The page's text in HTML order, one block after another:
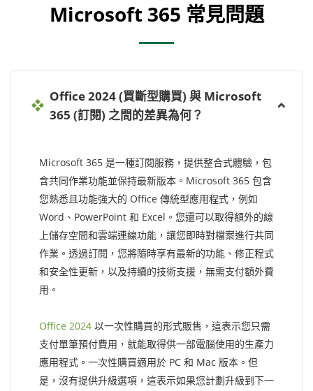
Microsoft 365 常見問題
Office 2024 (買斷型購買) 與 Microsoft
365 (訂閱) 之間的差異為何？
Microsoft 365 是一種訂閱服務，提供整合式體驗，包
含共同作業功能並保持最新版本。Microsoft 365 包含
您熟悉且功能強大的 Office 傳統型應用程式，例如
Word、PowerPoint 和 Excel。您還可以取得額外的線
上儲存空間和雲端連線功能，讓您即時對檔案進行共同
作業。透過訂閱，您將隨時享有最新的功能、修正程式
和安全性更新，以及持續的技術支援，無需支付額外費
用。
Office 2024 以一次性購買的形式販售，這表示您只需
支付單筆預付費用，就能取得供一部電腦使用的生產力
應用程式。一次性購買適用於 PC 和 Mac 版本。但
是，沒有提供升級選項，這表示如果您計劃升級到下一